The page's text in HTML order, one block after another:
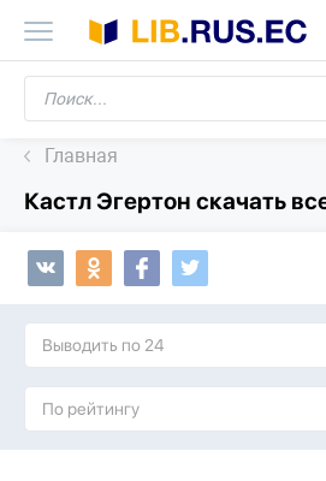
Главная
Кастл Эгертон скачать
Выводить по 24
По рейтингу